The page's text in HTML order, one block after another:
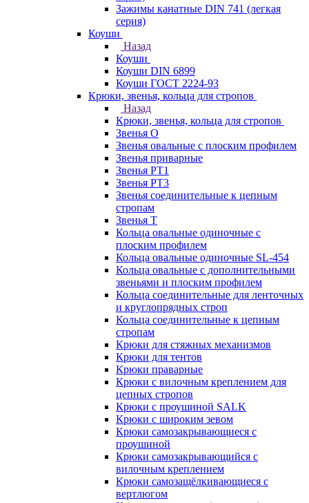
Зажимы канатные DIN 741 (легкая
серия)
Коуши
Назад
Коуши
Коуши DIN 6899
Коуши ГОСТ 2224-93
Крюки, звенья, кольца для стропов
Назад
Крюки, звенья, кольца для стропов
Звенья О
Звенья овальные с плоским профилем
Звенья приварные
Звенья РТ1
Звенья РТ3
Звенья соединительные к цепным
стропам
Звенья Т
Кольца овальные одиночные c
плоским профилем
Кольца овальные одиночные SL-454
Кольца овальные с дополнительными
звеньями и плоским профилем
Кольца соединительные для ленточных
и круглопрядных строп
Кольца соединительные к цепным
стропам
Крюки для стяжных механизмов
Крюки для тентов
Крюки праварные
Крюки с вилочным креплением для
цепных стропов
Крюки с проушиной SALK
Крюки с широким зевом
Крюки самозакрывающиеся с
проушиной
Крюки самозакрывающийся с
вилочным креплением
Крюки самозащёлкивающиеся с
вертлюгом